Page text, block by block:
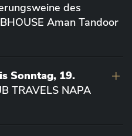
des
Aman Tandoor
Sonntag, 19.
TRAVELS NAPA